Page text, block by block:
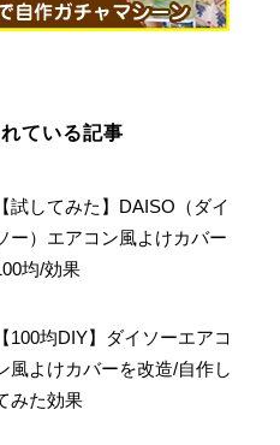
ている記事
【試してみた】DAISO（ダイ
ー）エアコン風よけカバー
均/効果
【100均DIY】ダイソーエアコ
風よけカバーを改造/自作し
みた効果